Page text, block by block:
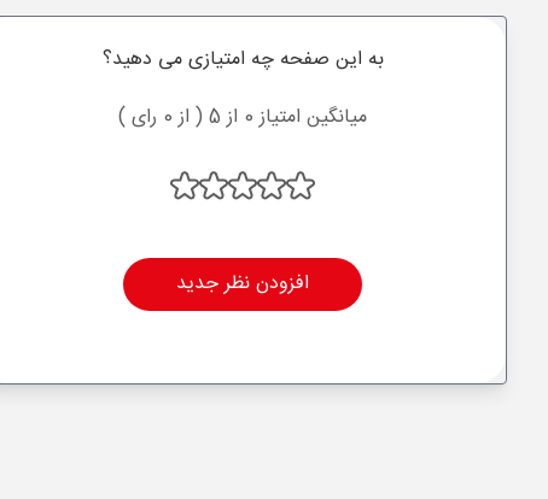
به این صفحه چه امتیازی می دهید؟
میانگین امتیاز 0 از 5 ( از 0 رای )
افزودن نظر جدید